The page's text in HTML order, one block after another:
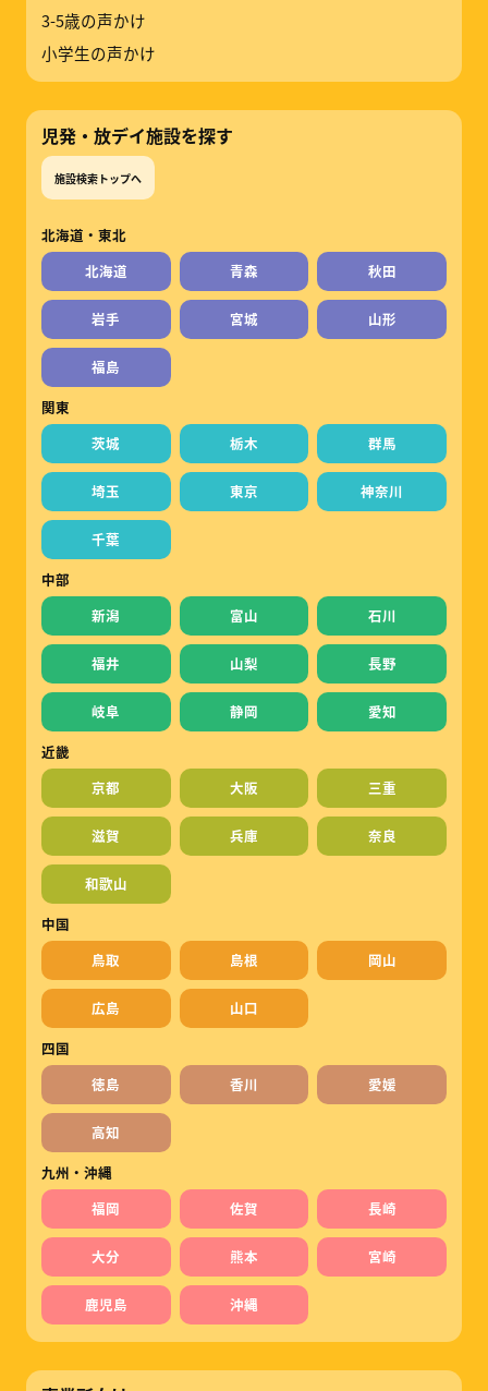
3-5歳の声かけ
小学生の声かけ
児発・放デイ施設を探す
施設検索トップへ
北海道・東北
北海道
青森 秋田
岩手 宮城 山形
福島
関東
茨城
栃木 群馬
埼玉 東京 神奈川
千葉
中部
新潟
富山 石川
福井 山梨 長野
岐阜 静岡
愛知
近畿
京都
大阪 三重
滋賀 兵庫 奈良
和歌山
中国
鳥取
島根 岡山
広島
山口
四国
徳島
香川 愛媛
高知
九州・沖縄
福岡
佐賀 長崎
大分 熊本 宮崎
鹿児島 沖縄